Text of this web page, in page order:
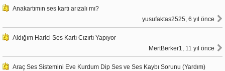
Anakartımın ses kartı arızalı mı?
yusufaktas2525, 6 yıl önce
Aldığım Harici Ses Kartı Cızırtı Yapıyor
MertBerker1, 11 yıl önce
Araç Ses Sistemini Eve Kurdum Dip Ses ve Ses Kaybı Sorunu (Yardım)